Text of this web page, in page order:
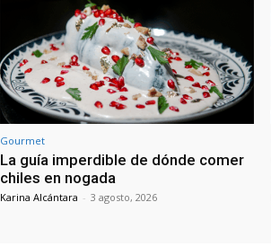
Gourmet
La guía imperdible de dónde comer
chiles en nogada
Karina Alcántara - 3 agosto, 2026